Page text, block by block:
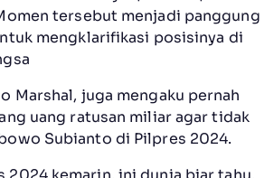
tersebut menjadi panggung
mengklarifikasi posisinya di
Marshal, juga mengaku pernah
uang ratusan miliar agar tidak
Subianto di Pilpres 2024.